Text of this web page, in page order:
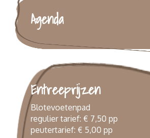
Agenda
Entreeprijzen
Blotevoetenpad
regulier tarief: € 7,50 pp
peutertarief: € 5,00 pp